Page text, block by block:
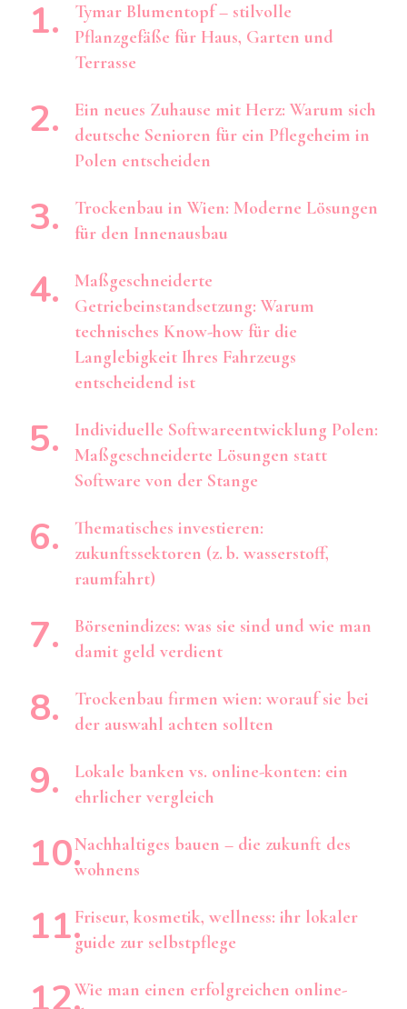
Tymar Blumentopf – stilvolle
Pflanzgefäße für Haus, Garten und
Terrasse
Ein neues Zuhause mit Herz: Warum sich
deutsche Senioren für ein Pflegeheim in
Polen entscheiden
Trockenbau in Wien: Moderne Lösungen
für den Innenausbau
Maßgeschneiderte
Getriebeinstandsetzung: Warum
technisches Know-how für die
Langlebigkeit Ihres Fahrzeugs
entscheidend ist
Individuelle Softwareentwicklung Polen:
Maßgeschneiderte Lösungen statt
Software von der Stange
Thematisches investieren:
zukunftssektoren (z. b. wasserstoff,
raumfahrt)
Börsenindizes: was sie sind und wie man
damit geld verdient
Trockenbau firmen wien: worauf sie bei
der auswahl achten sollten
Lokale banken vs. online-konten: ein
ehrlicher vergleich
Nachhaltiges bauen – die zukunft des
wohnens
Friseur, kosmetik, wellness: ihr lokaler
guide zur selbstpflege
Wie man einen erfolgreichen online-